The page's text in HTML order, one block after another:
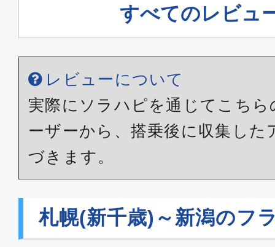
すべてのレビュ
レビューについて
実際にソラハピを通じてこち
ーザーから、搭乗後に収集した
づきます。
札幌(新千歳)～新潟のフ